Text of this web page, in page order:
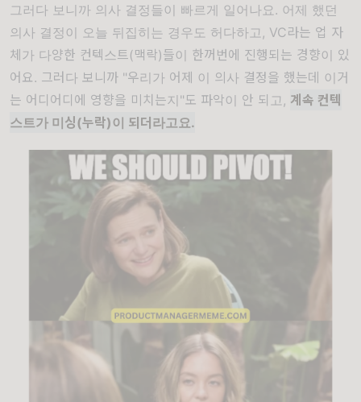
그러다 보니까 의사 결정들이 빠르게 일어나요. 어제 했던
의사 결정이 오늘 뒤집히는 경우도 허다하고, VC라는 업 자
체가 다양한 컨텍스트(맥락)들이 한꺼번에 진행되는 경향이 있
어요. 그러다 보니까 "우리가 어제 이 의사 결정을 했는데 이거
는 어디어디에 영향을 미치는지"도 파악이 안 되고, 계속 컨텍
스트가 미싱(누락)이 되더라고요.